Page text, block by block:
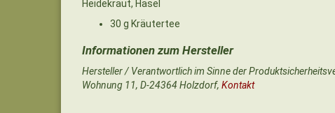
Heidekraut, Hasel
30 g Kräutertee
Hersteller / Verantwortlich im Sinne der
Wohnung 11, D-24364 Holzdorf, Kontakt